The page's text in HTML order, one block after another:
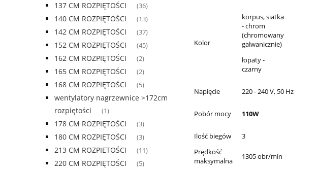
137 CM ROZPIĘTOŚCI (36)
140 CM ROZPIĘTOŚCI (13)
142 CM ROZPIĘTOŚCI (37)
152 CM ROZPIĘTOŚCI (45)
162 CM ROZPIĘTOŚCI (2)
165 CM ROZPIĘTOŚCI (2)
168 CM ROZPIĘTOŚCI (5)
wentylatory nagrzewnice >172cm
rozpiętości
(1)
178 CM ROZPIĘTOŚCI (3)
180 CM ROZPIĘTOŚCI (3)
213 CM ROZPIETOŚCI (11)
220 CM ROZPIĘTOŚCI (5)
Kolor
korpus, siatka
- chrom
(chromowany
galwanicznie)
łopaty -
czarny
Napięcie 220 - 240 V, 50 Hz
Pobór mocy 110W
Ilość biegów
3
Prędkość
maksymalna
1305 obr/min